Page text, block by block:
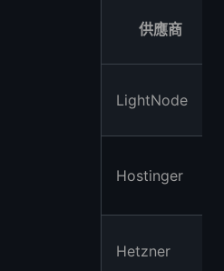
供應商
LightNode
Hostinger
Hetzner